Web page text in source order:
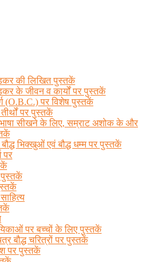
की लिखित पुस्तकें
के जीवन व कार्यों पर पुस्तकें
(O.B.C.) पर विशेष पुस्तकें
पर पुस्तकें
भाषा सीखने के लिए, सम्राट अशोक के और
भिक्खुओं एवं बौद्ध धम्म पर पुस्तकें
पर
पुस्तकें
पर बच्चों के लिए पुस्तकें
बौद्ध चरित्रों पर पुस्तकें
पर पुस्तकें